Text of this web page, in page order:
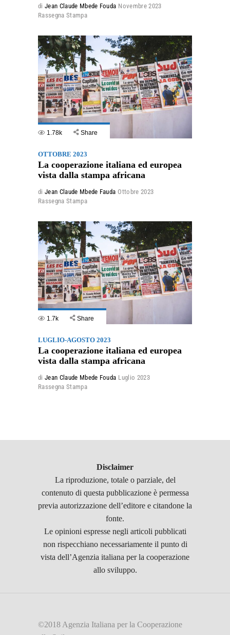
di Jean Claude Mbede Fouda Novembre 2023
Rassegna Stampa
1.78k Share
OTTOBRE 2023
La cooperazione italiana ed europea
vista dalla stampa africana
di Jean Claude Mbede Fauda Ottobre 2023
Rassegna Stampa
1.7k Share
LUGLIO-AGOSTO 2023
La cooperazione italiana ed europea
vista dalla stampa africana
di Jean Claude Mbede Fouda Luglio 2023
Rassegna Stampa
Disclaimer
La riproduzione, totale o parziale, del
contenuto di questa pubblicazione è permessa
previa autorizzazione dell’editore e citandone la
fonte.
Le opinioni espresse negli articoli pubblicati
non rispecchiano necessariamente il punto di
vista dell’Agenzia italiana per la cooperazione
allo sviluppo.
©2018 Agenzia Italiana per la Cooperazione